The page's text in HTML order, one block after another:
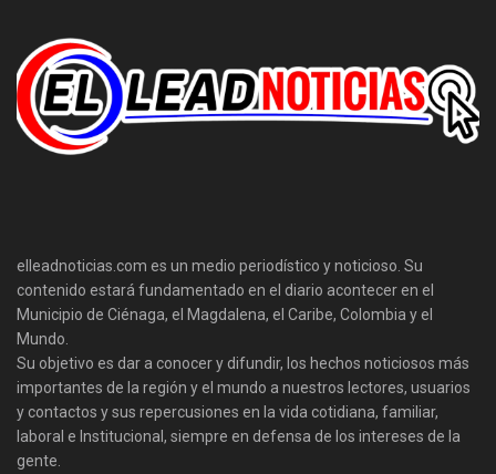
elleadnoticias.com es un medio periodístico y noticioso. Su
contenido estará fundamentado en el diario acontecer en el
Municipio de Ciénaga, el Magdalena, el Caribe, Colombia y el
Mundo.
Su objetivo es dar a conocer y difundir, los hechos noticiosos más
importantes de la región y el mundo a nuestros lectores, usuarios
y contactos y sus repercusiones en la vida cotidiana, familiar,
laboral e Institucional, siempre en defensa de los intereses de la
gente.